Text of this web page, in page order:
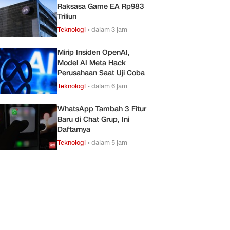
Raksasa Game EA Rp983
Triliun
Teknologi •dalam 3 jam
Mirip Insiden OpenAI,
Model AI Meta Hack
Perusahaan Saat Uji Coba
Teknologi •dalam 6 jam
WhatsApp Tambah 3 Fitur
Baru di Chat Grup, Ini
Daftarnya
Teknologi •dalam 5 jam